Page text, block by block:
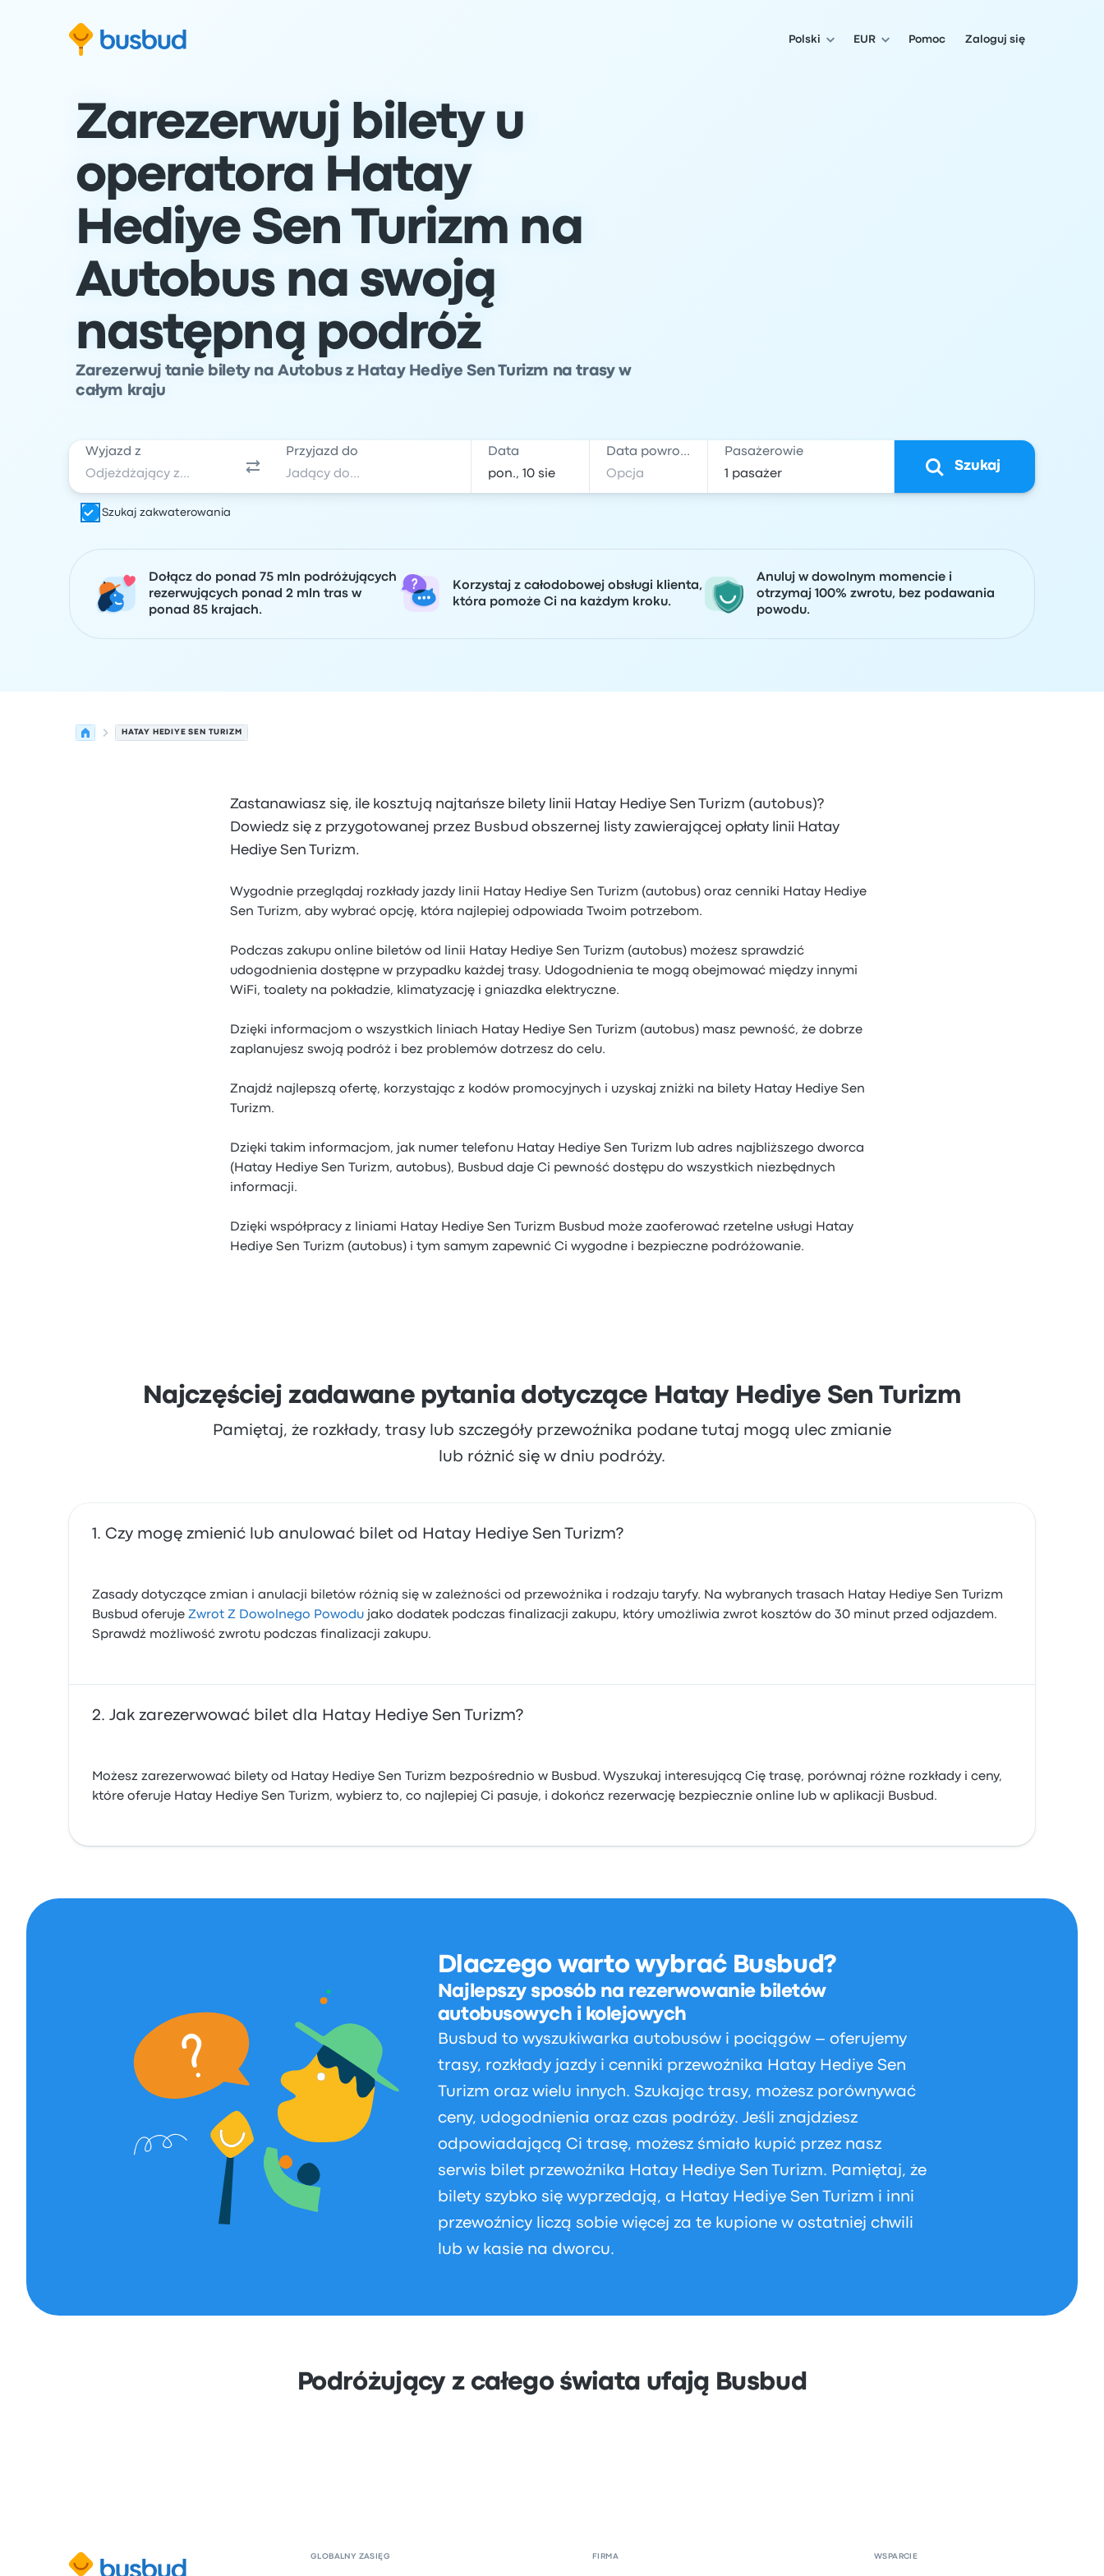
do formularza wyszukiwania
Przejdź do treści
Przejdź do stopki
Polski EUR Pomoc Zaloguj się
Zarezerwuj bilety u
operatora Hatay
Hediye Sen Turizm na
Autobus na swoją
następną podróż
Zarezerwuj tanie bilety na Autobus z Hatay Hediye Sen Turizm na trasy w
całym kraju
Wyjazd z Przyjazd do Data Data powrotu Pasażerowie
Szukaj
Szukaj zakwaterowania
Dołącz do ponad 75 mln podróżujących
rezerwujących ponad 2 mln tras w
ponad 85 krajach.
Korzystaj z całodobowej obsługi klienta,
która pomoże Ci na każdym kroku.
Anuluj w dowolnym momencie i
otrzymaj 100% zwrotu, bez podawania
powodu.
HATAY HEDIYE SEN TURIZM
Zastanawiasz się, ile kosztują najtańsze bilety linii Hatay Hediye Sen Turizm (autobus)?
Dowiedz się z przygotowanej przez Busbud obszernej listy zawierającej opłaty linii Hatay
Hediye Sen Turizm.
Wygodnie przeglądaj rozkłady jazdy linii Hatay Hediye Sen Turizm (autobus) oraz cenniki Hatay Hediye
Sen Turizm, aby wybrać opcję, która najlepiej odpowiada Twoim potrzebom.
Podczas zakupu online biletów od linii Hatay Hediye Sen Turizm (autobus) możesz sprawdzić
udogodnienia dostępne w przypadku każdej trasy. Udogodnienia te mogą obejmować między innymi
WiFi, toalety na pokładzie, klimatyzację i gniazdka elektryczne.
Dzięki informacjom o wszystkich liniach Hatay Hediye Sen Turizm (autobus) masz pewność, że dobrze
zaplanujesz swoją podróż i bez problemów dotrzesz do celu.
Znajdź najlepszą ofertę, korzystając z kodów promocyjnych i uzyskaj zniżki na bilety Hatay Hediye Sen
Turizm.
Dzięki takim informacjom, jak numer telefonu Hatay Hediye Sen Turizm lub adres najbliższego dworca
(Hatay Hediye Sen Turizm, autobus), Busbud daje Ci pewność dostępu do wszystkich niezbędnych
informacji.
Dzięki współpracy z liniami Hatay Hediye Sen Turizm Busbud może zaoferować rzetelne usługi Hatay
Hediye Sen Turizm (autobus) i tym samym zapewnić Ci wygodne i bezpieczne podróżowanie.
Najczęściej zadawane pytania dotyczące Hatay Hediye Sen Turizm
Pamiętaj, że rozkłady, trasy lub szczegóły przewoźnika podane tutaj mogą ulec zmianie
lub różnić się w dniu podróży.
Czy mogę zmienić lub anulować bilet od Hatay Hediye Sen Turizm?
Zasady dotyczące zmian i anulacji biletów różnią się w zależności od przewoźnika i rodzaju taryfy. Na wybranych trasach Hatay Hediye Sen Turizm
Busbud oferuje Zwrot Z Dowolnego Powodu jako dodatek podczas finalizacji zakupu, który umożliwia zwrot kosztów do 30 minut przed odjazdem.
Sprawdź możliwość zwrotu podczas finalizacji zakupu.
Jak zarezerwować bilet dla Hatay Hediye Sen Turizm?
Możesz zarezerwować bilety od Hatay Hediye Sen Turizm bezpośrednio w Busbud. Wyszukaj interesującą Cię trasę, porównaj różne rozkłady i ceny,
które oferuje Hatay Hediye Sen Turizm, wybierz to, co najlepiej Ci pasuje, i dokończ rezerwację bezpiecznie online lub w aplikacji Busbud.
Dlaczego warto wybrać Busbud?
Najlepszy sposób na rezerwowanie biletów
autobusowych i kolejowych
Busbud to wyszukiwarka autobusów i pociągów – oferujemy
trasy, rozkłady jazdy i cenniki przewoźnika Hatay Hediye Sen
Turizm oraz wielu innych. Szukając trasy, możesz porównywać
ceny, udogodnienia oraz czas podróży. Jeśli znajdziesz
odpowiadającą Ci trasę, możesz śmiało kupić przez nasz
serwis bilet przewoźnika Hatay Hediye Sen Turizm. Pamiętaj, że
bilety szybko się wyprzedają, a Hatay Hediye Sen Turizm i inni
przewoźnicy liczą sobie więcej za te kupione w ostatniej chwili
lub w kasie na dworcu.
Podróżujący z całego świata ufają Busbud
GLOBALNY ZASIĘG FIRMA WSPARCIE